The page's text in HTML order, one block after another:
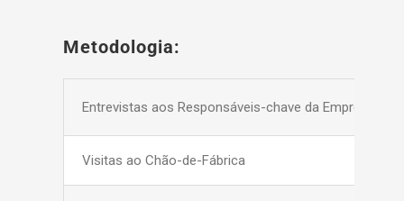
Metodologia:
Entrevistas aos Responsáveis-chave da Empresa
Visitas ao Chão-de-Fábrica